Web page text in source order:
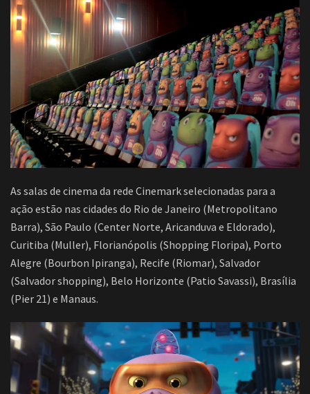
As salas de cinema da rede Cinemark selecionadas para a
ação estão nas cidades do Rio de Janeiro (Metropolitano
Barra), São Paulo (Center Norte, Aricanduva e Eldorado),
Curitiba (Muller), Florianópolis (Shopping Floripa), Porto
Alegre (Bourbon Ipiranga), Recife (Riomar), Salvador
(Salvador shopping), Belo Horizonte (Patio Savassi), Brasília
(Pier 21) e Manaus.